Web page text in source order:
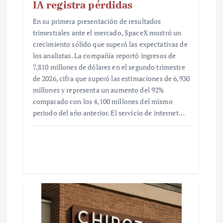
IA registra pérdidas
En su primera presentación de resultados
trimestrales ante el mercado, SpaceX mostró un
crecimiento sólido que superó las expectativas de
los analistas. La compañía reportó ingresos de
7,810 millones de dólares en el segundo trimestre
de 2026, cifra que superó las estimaciones de 6,930
millones y representa un aumento del 92%
comparado con los 4,100 millones del mismo
periodo del año anterior. El servicio de internet…